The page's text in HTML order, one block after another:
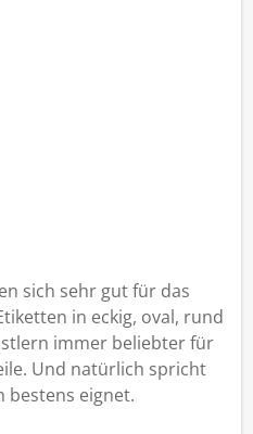
sich sehr gut für das
in eckig, oval, rund
immer beliebter für
Und natürlich spricht
bestens eignet.